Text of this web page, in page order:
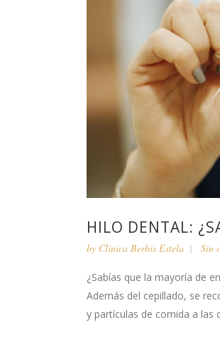
HILO DENTAL:
by Clínica Berbís Estela Sin
¿Sabías que la mayoría de
Además del cepillado, se
y partículas de comida a las